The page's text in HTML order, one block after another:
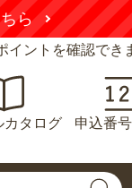
ら
ントを確認でき
カタログ 申込番